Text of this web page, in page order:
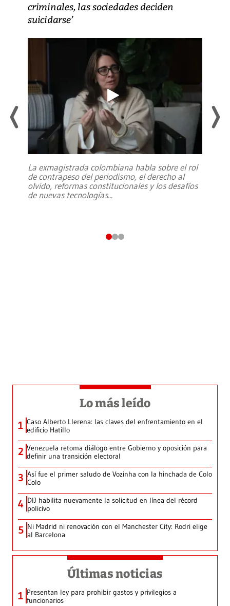
criminales, las sociedades deciden
suicidarse’
La exmagistrada colombiana habla sobre el rol
de contrapeso del periodismo, el derecho al
olvido, reformas constitucionales y los desafíos
de nuevas tecnologías...
Lo más leído
1 Caso Alberto Llerena: las claves del enfrentamiento en el
edificio Hatillo
2 Venezuela retoma diálogo entre Gobierno y oposición para
definir una transición electoral
3 Así fue el primer saludo de Vozinha con la hinchada de Colo
Colo
4 DIJ habilita nuevamente la solicitud en línea del récord
policivo
5 Ni Madrid ni renovación con el Manchester City: Rodri elige
al Barcelona
Últimas noticias
1 Presentan ley para prohibir gastos y privilegios a
funcionarios